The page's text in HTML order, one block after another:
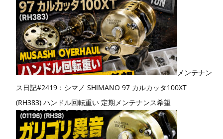
メンテナン
ス日記#2419：シマノ SHIMANO 97 カルカッタ100XT
(RH383) ハンドル回転重い 定期メンテナンス希望